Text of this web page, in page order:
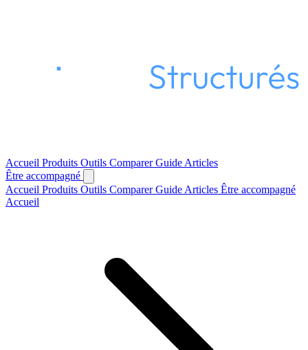
Accueil Produits Outils ComparerGuide Articles
Être accompagné
Accueil Produits Outils ComparerGuide Articles Être accompagné
Accueil